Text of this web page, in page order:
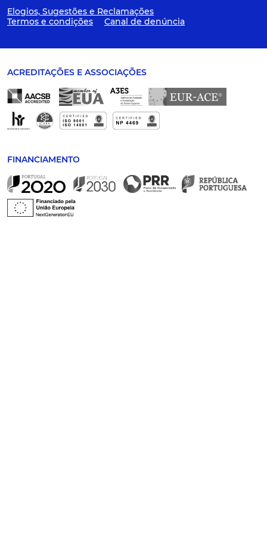
Elogios, Sugestões e Reclamações
Termos e condições
Canal de denúncia
ACREDITAÇÕES E ASSOCIAÇÕES
FINANCIAMENTO